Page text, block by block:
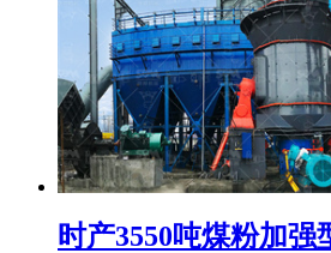
时产3550吨煤粉加